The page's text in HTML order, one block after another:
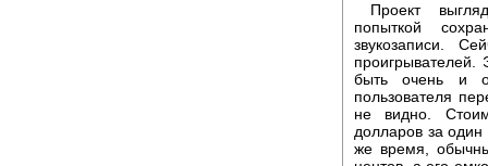
Проект
попыткой
звукозаписи.
быть очень и
пользователя
не видно.
долларов за один
же время,